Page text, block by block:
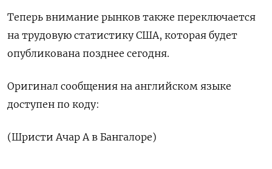
Теперь внимание рынков также переключается
на трудовую статистику США, которая будет
опубликована позднее сегодня.
Оригинал сообщения на английском языке
доступен по коду:
(Шристи Ачар А в Бангалоре)